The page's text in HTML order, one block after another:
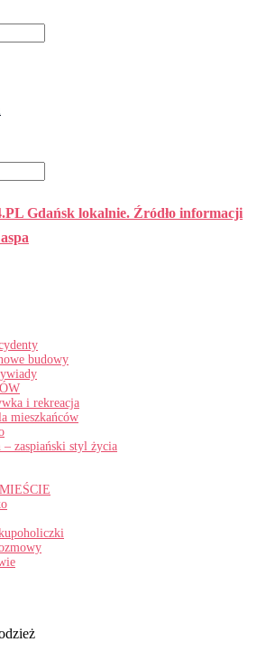
Gdańsk lokalnie. Źródło informacji
budowy
i rekreacja
mieszkańców
– zaspiański styl życia